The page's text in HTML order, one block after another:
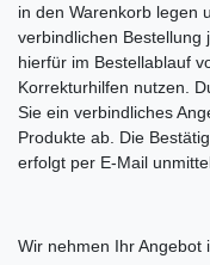
in den Warenkorb legen
verbindlichen Bestellung
hierfür im Bestellablauf
Korrekturhilfen nutzen.
Sie ein verbindliches
Produkte ab. Die
erfolgt per E-Mail
Wir nehmen Ihr Angebot